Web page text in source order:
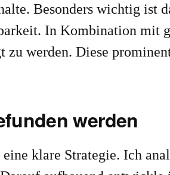
Besonders wichtig ist
In Kombination mit
werden. Diese
werden
klare Strategie. Ich